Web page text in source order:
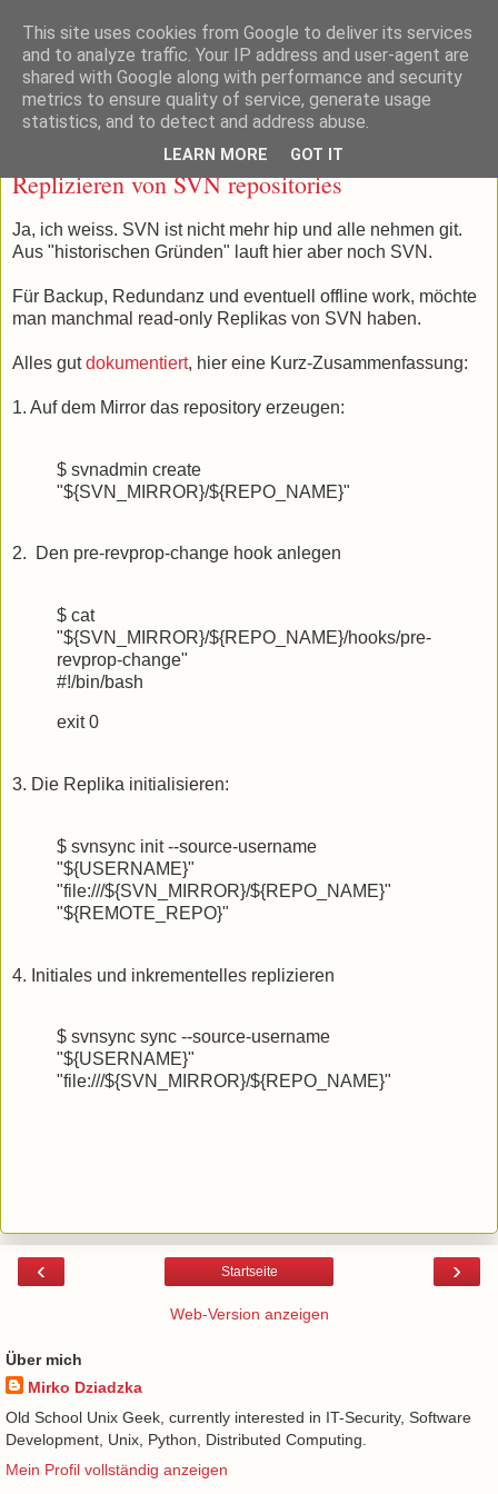
Dies und Das
Replizieren von SVN repositories
Ja, ich weiss. SVN ist nicht mehr hip und alle nehmen git.
Aus "historischen Gründen" lauft hier aber noch SVN.
Für Backup, Redundanz und eventuell offline work, möchte
man manchmal read-only Replikas von SVN haben.
Alles gutdokumentiert, hier eine Kurz-Zusammenfassung:
1. Auf dem Mirror das repository erzeugen:
$ svnadmin create
"${SVN_MIRROR}/${REPO_NAME}"
2. Den pre-revprop-change hook anlegen
$ cat
"${SVN_MIRROR}/${REPO_NAME}/hooks/pre-
revprop-change"
#!/bin/bash
exit 0
3. Die Replika initialisieren:
$ svnsync init --source-username
"${USERNAME}"
"file:///${SVN_MIRROR}/${REPO_NAME}"
"${REMOTE_REPO}"
4. Initiales und inkrementelles replizieren
$ svnsync sync --source-username
"${USERNAME}"
"file:///${SVN_MIRROR}/${REPO_NAME}"
‹ ›
Startseite
Web-Version anzeigen
Über mich
Mirko Dziadzka
Old School Unix Geek, currently interested in IT-Security, Software
Development, Unix, Python, Distributed Computing.
Mein Profil vollständig anzeigen
This site uses cookies from Google to deliver its services
and to analyze traffic. Your IP address and user-agent are
shared with Google along with performance and security
metrics to ensure quality of service, generate usage
statistics, and to detect and address abuse.
LEARN MORE GOT IT